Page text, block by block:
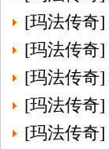
[玛法传奇]
[玛法传奇]
[玛法传奇]
[玛法传奇]
[玛法传奇]